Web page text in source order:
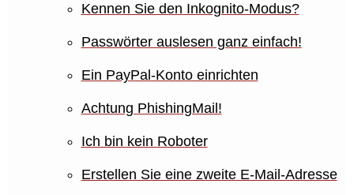
Kennen Sie den Inkognito-Modus?
Passwörter auslesen ganz einfach!
Ein PayPal-Konto einrichten
Achtung PhishingMail!
Ich bin kein Roboter
Erstellen Sie eine zweite E-Mail-Adresse